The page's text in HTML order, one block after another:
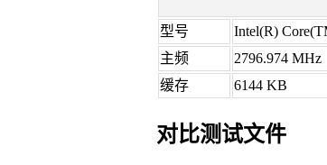
型号
Intel(R)
主频
2796.974 MHz
缓存
6144 KB
对比测试文件